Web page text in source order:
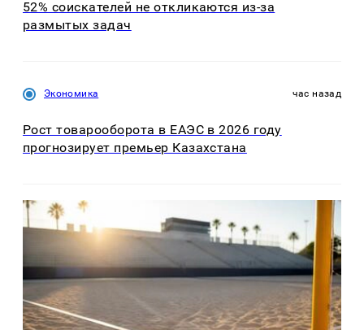
52% соискателей не откликаются из-за
размытых задач
Экономика час назад
Рост товарооборота в ЕАЭС в 2026 году
прогнозирует премьер Казахстана